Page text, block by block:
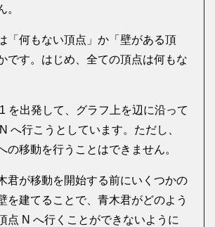
。
「何もない頂点」か「壁がある頂
です。はじめ、全ての頂点は何もな
を出発して、グラフ上を辺に沿って
へ行こうとしています。ただし、
の移動を行うことはできません。
君が移動を開始する前にいくつかの
を建てることで、青木君がどのよう
点 N へ行くことができないように